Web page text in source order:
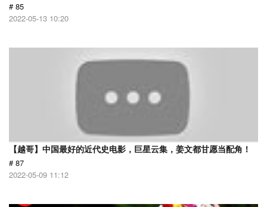
# 85
2022-05-13 10:20
【越哥】中国最好的近代史电影，巨星云集，姜文都甘愿当配角！
# 87
2022-05-09 11:12